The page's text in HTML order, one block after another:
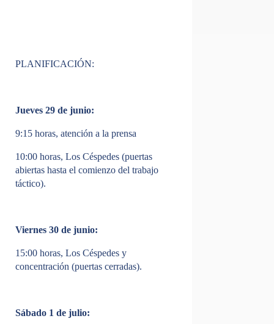
PLANIFICACIÓN:
Jueves 29 de junio:
9:15 horas, atención a la prensa
10:00 horas, Los Céspedes (puertas
abiertas hasta el comienzo del trabajo
táctico).
Viernes 30 de junio:
15:00 horas, Los Céspedes y
concentración (puertas cerradas).
Sábado 1 de julio: